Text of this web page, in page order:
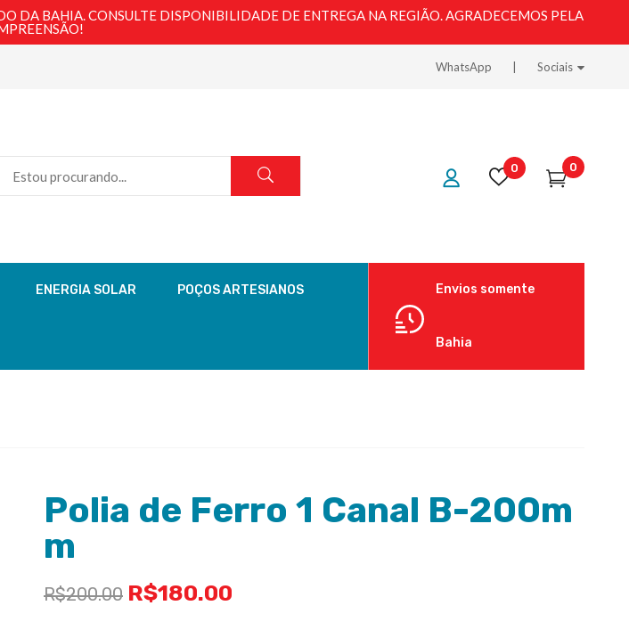
DA BAHIA. CONSULTE DISPONIBILIDADE DE ENTREGA NA REGIÃO. AGRADECEMOS PELA
WhatsApp Sociais
0 0
ENERGIA SOLAR POÇOS ARTESIANOS Envios somente
Bahia
Polia de Ferro 1 Canal B-200m
m
R$200.00 R$180.00